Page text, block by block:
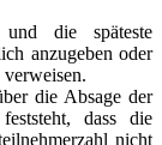
und die späteste
anzugeben oder
verweisen.
die Absage der
dass die
nicht